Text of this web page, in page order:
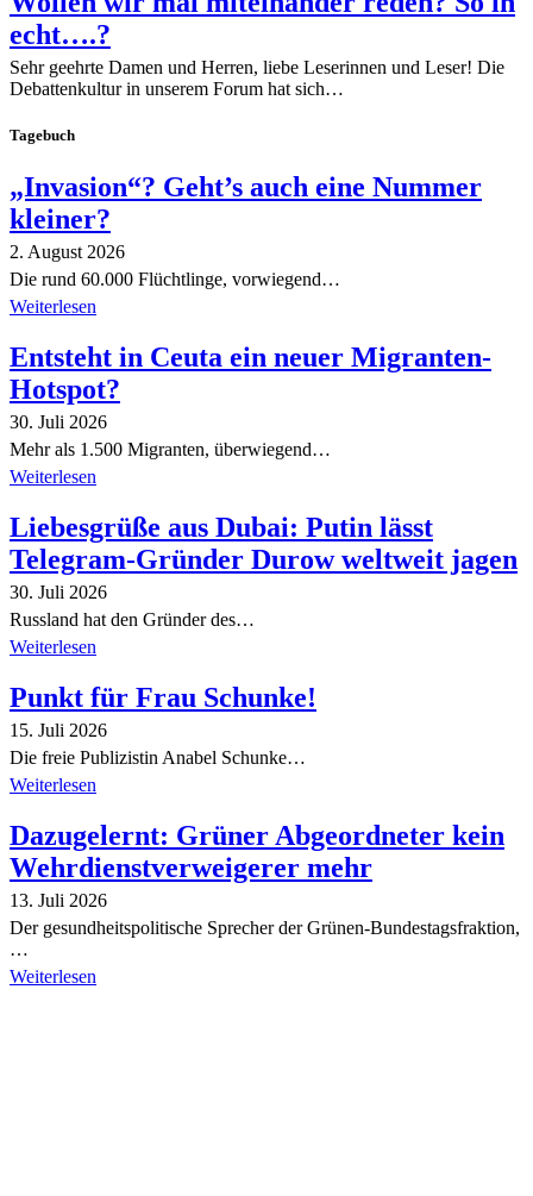
echt….?
Sehr geehrte Damen und Herren, liebe Leserinnen und Leser! Die
Debattenkultur in unserem Forum hat sich…
Tagebuch
„Invasion“? Geht’s auch eine Nummer
kleiner?
2. August 2026
Die rund 60.000 Flüchtlinge, vorwiegend…
Weiterlesen
Entsteht in Ceuta ein neuer Migranten-
Hotspot?
30. Juli 2026
Mehr als 1.500 Migranten, überwiegend…
Weiterlesen
Liebesgrüße aus Dubai: Putin lässt
Telegram-Gründer Durow weltweit jagen
30. Juli 2026
Russland hat den Gründer des…
Weiterlesen
Punkt für Frau Schunke!
15. Juli 2026
Die freie Publizistin Anabel Schunke…
Weiterlesen
Dazugelernt: Grüner Abgeordneter kein
Wehrdienstverweigerer mehr
13. Juli 2026
Der gesundheitspolitische Sprecher der Grünen-Bundestagsfraktion,
…
Weiterlesen